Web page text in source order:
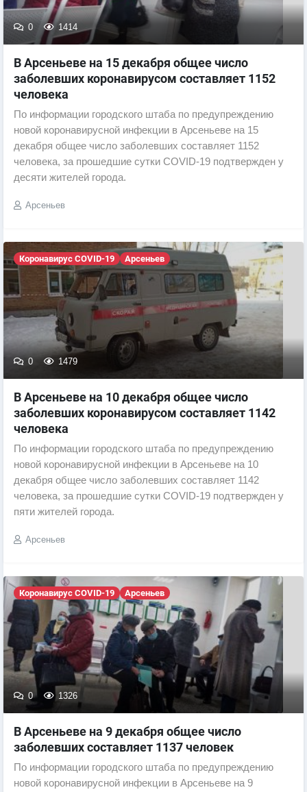
0 1414
В Арсеньеве на 15 декабря общее число
заболевших коронавирусом составляет 1152
человека
По информации городского штаба по предупреждению
новой коронавирусной инфекции в Арсеньеве на 15
декабря общее число заболевших составляет 1152
человека, за прошедшие сутки COVID-19 подтвержден у
десяти жителей города.
Арсеньев
Коронавирус COVID-19 Арсеньев
0 1479
В Арсеньеве на 10 декабря общее число
заболевших коронавирусом составляет 1142
человека
По информации городского штаба по предупреждению
новой коронавирусной инфекции в Арсеньеве на 10
декабря общее число заболевших составляет 1142
человека, за прошедшие сутки COVID-19 подтвержден у
пяти жителей города.
Арсеньев
Коронавирус COVID-19 Арсеньев
0 1326
В Арсеньеве на 9 декабря общее число
заболевших составляет 1137 человек
По информации городского штаба по предупреждению
новой коронавирусной инфекции в Арсеньеве на 9